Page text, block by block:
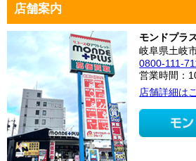
店舗案内
モンドプラ
岐阜県土岐
0800-111-
営業時間：
店舗詳細は